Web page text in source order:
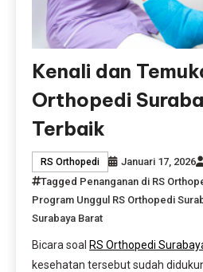
Kenali dan
Orthopedi
Terbaik
RS Orthopedi Januari 17, 2026
Tagged Penanganan di RS
Program Unggul RS Orthopedi
Surabaya Barat
Bicara soal RS Orthopedi
kesehatan tersebut sudah